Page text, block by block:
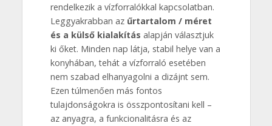
rendelkezik a vízforralókkal kapcsolatban.
Leggyakrabban az űrtartalom / méret
és a külső kialakítás alapján választjuk
ki őket. Minden nap látja, stabil helye van a
konyhában, tehát a vízforraló esetében
nem szabad elhanyagolni a dizájnt sem.
Ezen túlmenően más fontos
tulajdonságokra is összpontosítani kell –
az anyagra, a funkcionalitásra és az